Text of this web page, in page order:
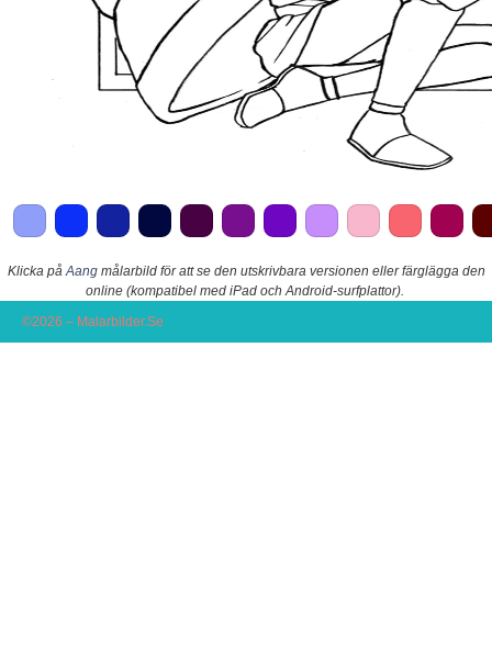
Klicka på Aangmålarbild för att se den utskrivbara versionen eller färglägga den
online (kompatibel med iPad och Android-surfplattor).
©2026 – Malarbilder.Se